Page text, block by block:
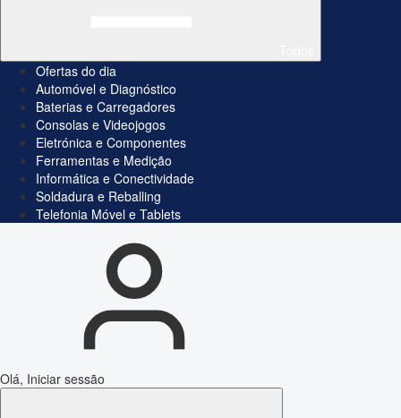
Ofertas do dia
Automóvel e Diagnóstico
Baterias e Carregadores
Consolas e Videojogos
Eletrónica e Componentes
Ferramentas e Medição
Informática e Conectividade
Soldadura e Reballing
Telefonia Móvel e Tablets
Olá, Iniciar sessão